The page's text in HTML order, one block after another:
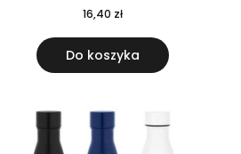
16,40 zł
Do koszyka